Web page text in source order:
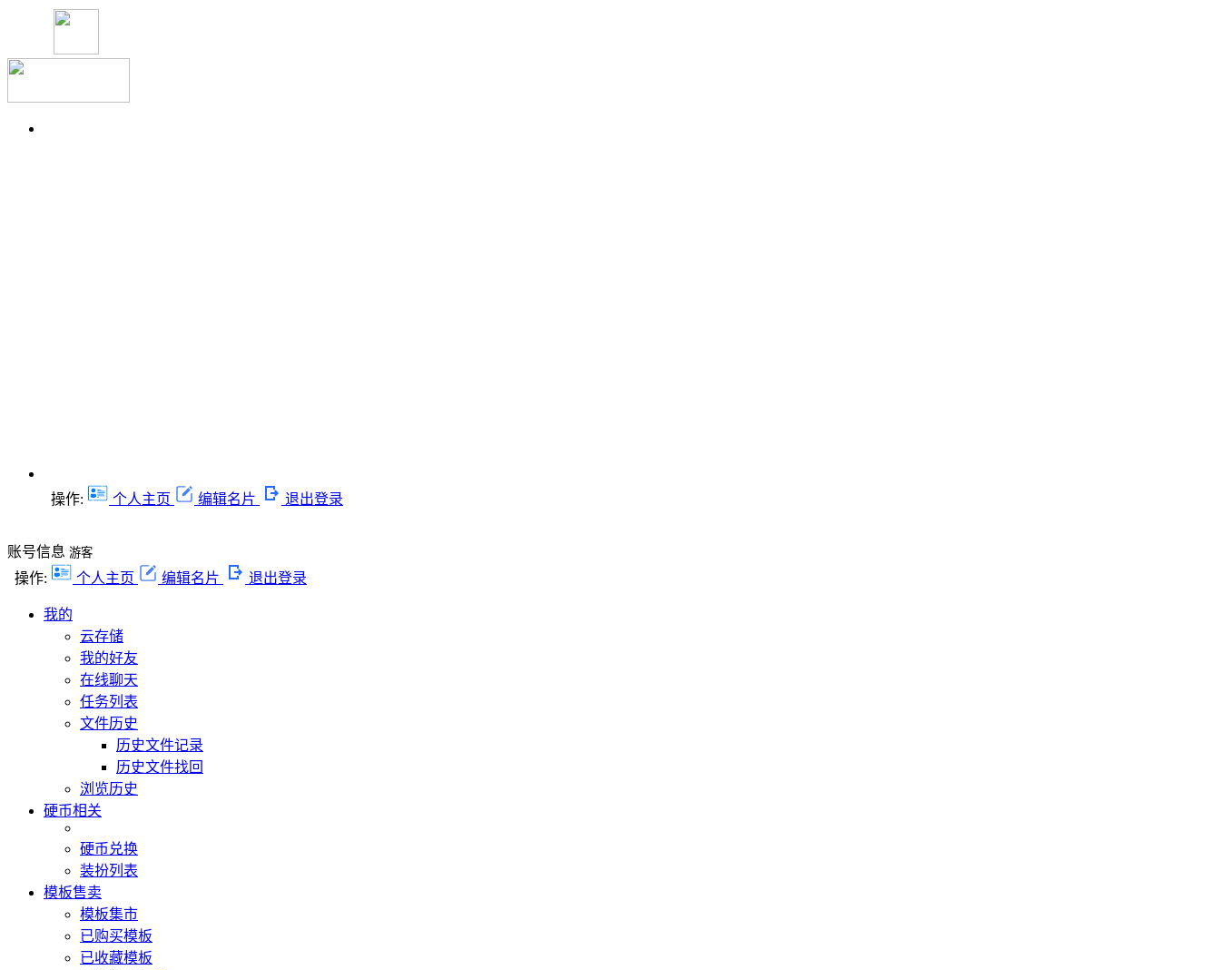
操作: 个人主页 编辑名片 退出登录
账号信息 游客
操作: 个人主页 编辑名片 退出登录
我的
云存储
我的好友
在线聊天
任务列表
文件历史
历史文件记录
历史文件找回
浏览历史
硬币相关
硬币兑换
装扮列表
模板售卖
模板集市
已购买模板
已收藏模板